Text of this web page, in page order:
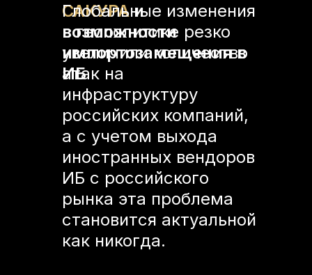
САКУРАи
возможности
импортозамещения в
ИБ
Глобальные изменения
в геополитике резко
увеличили количество
атак на
инфраструктуру
российских компаний,
а с учетом выхода
иностранных вендоров
ИБ с российского
рынка эта проблема
становится актуальной
как никогда.